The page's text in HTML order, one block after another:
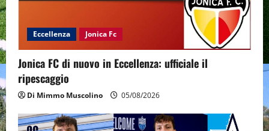
Eccellenza Jonica Fc
Jonica FC di nuovo in Eccellenza: ufficiale il
ripescaggio
Di Mimmo Muscolino 05/08/2026